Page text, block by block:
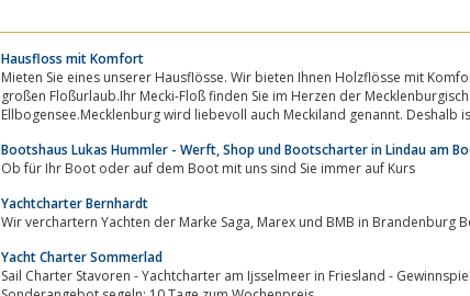
Hausfloss mit Komfort
Mieten Sie eines unserer Hausflösse. Wir bieten Ihnen Holzflösse mit
großen Floßurlaub.Ihr Mecki-Floß finden Sie im Herzen der
Ellbogensee.Mecklenburg wird liebevoll auch Meckiland genannt. Deshalb
Bootshaus Lukas Hummler - Werft, Shop und Bootscharter in Lindau am
Ob für Ihr Boot oder auf dem Boot mit uns sind Sie immer auf Kurs
Yachtcharter Bernhardt
Wir verchartern Yachten der Marke Saga, Marex und BMB in
Yacht Charter Sommerlad
Sail Charter Stavoren - Yachtcharter am Ijsselmeer in Friesland -